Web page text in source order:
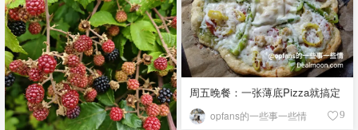
周五晚餐：一张薄底Pizza就搞定
opfans的一些事一些情 9